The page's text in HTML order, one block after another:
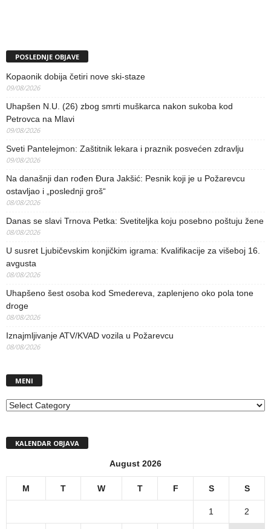
POSLEDNJE OBJAVE
Kopaonik dobija četiri nove ski-staze
09/08/2026
Uhapšen N.U. (26) zbog smrti muškarca nakon sukoba kod
Petrovca na Mlavi
09/08/2026
Sveti Pantelejmon: Zaštitnik lekara i praznik posvećen zdravlju
09/08/2026
Na današnji dan rođen Đura Jakšić: Pesnik koji je u Požarevcu
ostavljao i „poslednji groš“
08/08/2026
Danas se slavi Trnova Petka: Svetiteljka koju posebno poštuju žene
08/08/2026
U susret Ljubičevskim konjičkim igrama: Kvalifikacije za višeboj 16.
avgusta
08/08/2026
Uhapšeno šest osoba kod Smedereva, zaplenjeno oko pola tone
droge
08/08/2026
Iznajmljivanje ATV/KVAD vozila u Požarevcu
08/08/2026
MENI
MENI
KALENDAR OBJAVA
August 2026
M T W T F S S
1 2